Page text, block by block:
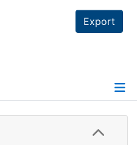
Export